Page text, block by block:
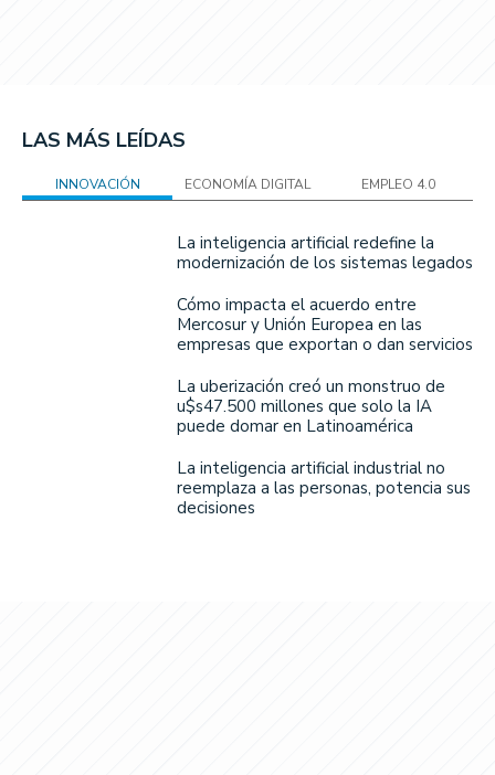
LAS MÁS LEÍDAS
INNOVACIÓN ECONOMÍA DIGITAL EMPLEO 4.0
La inteligencia artificial redefine la
modernización de los sistemas legados
Cómo impacta el acuerdo entre
Mercosur y Unión Europea en las
empresas que exportan o dan servicios
La uberización creó un monstruo de
u$s47.500 millones que solo la IA
puede domar en Latinoamérica
La inteligencia artificial industrial no
reemplaza a las personas, potencia sus
decisiones